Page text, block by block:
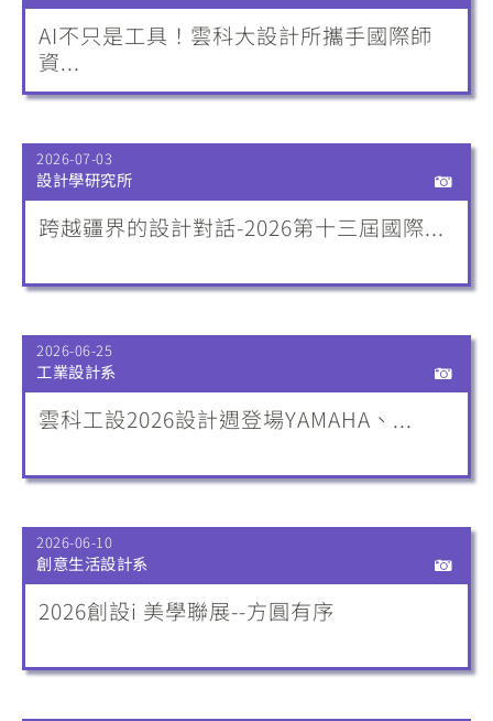
AI不只是工具！雲科大設計所攜手國際師
資...
2026-07-03
設計學研究所
跨越疆界的設計對話-2026第十三屆國際...
2026-06-25
工業設計系
雲科工設2026設計週登場YAMAHA、...
2026-06-10
創意生活設計系
2026創設i 美學聯展--方圓有序